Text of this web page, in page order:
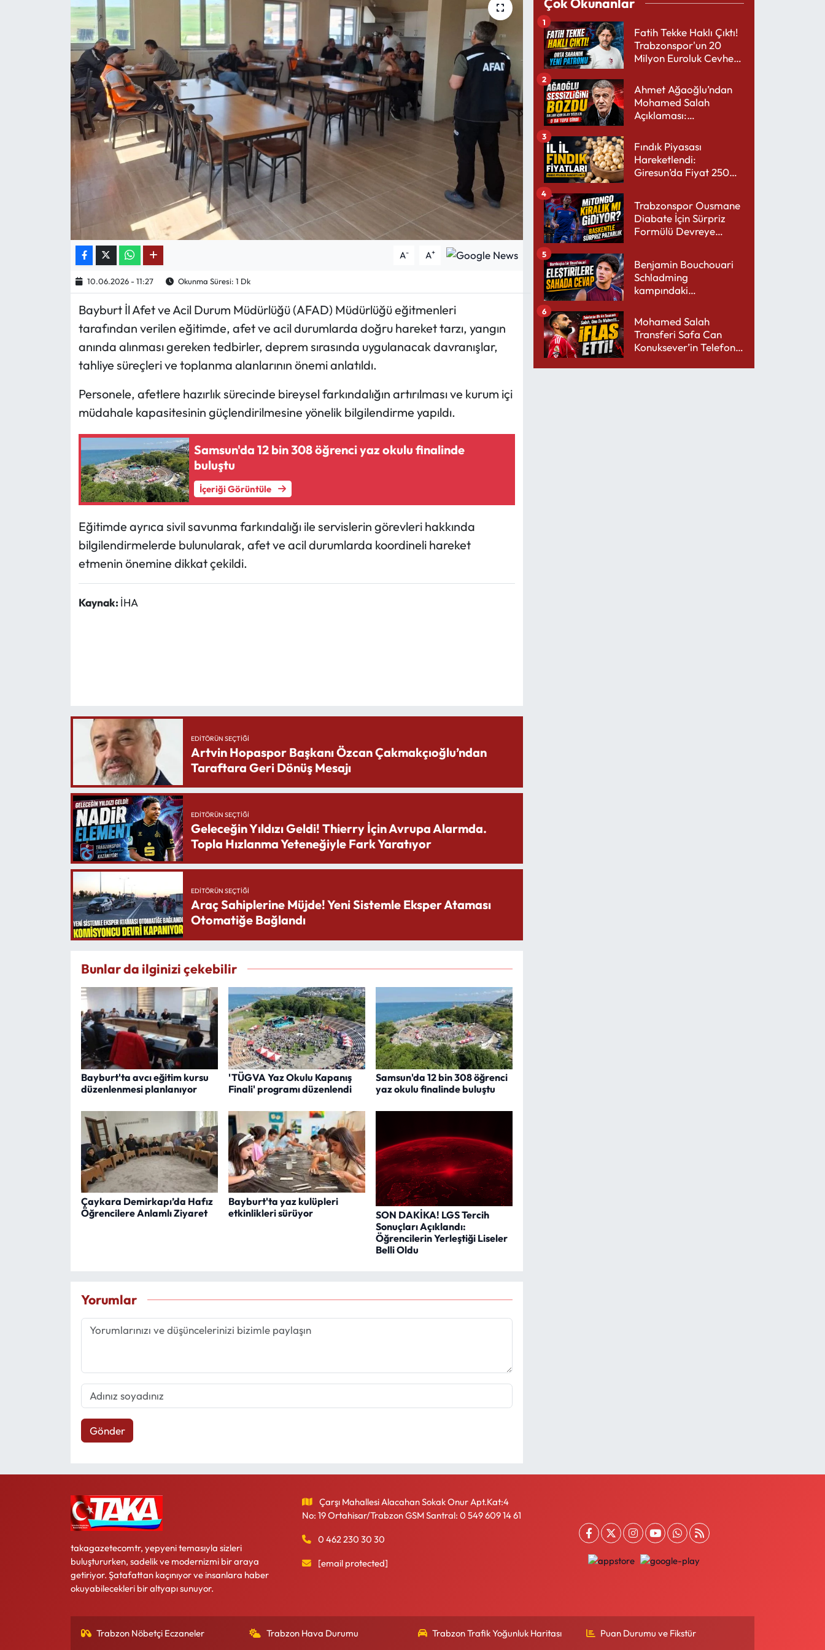
A- A+
10.06.2026 - 11:27 Okunma Süresi: 1 Dk
Bayburt İl Afet ve Acil Durum Müdürlüğü (AFAD) Müdürlüğü eğitmenleri
tarafından verilen eğitimde, afet ve acil durumlarda doğru hareket tarzı, yangın
anında alınması gereken tedbirler, deprem sırasında uygulanacak davranışlar,
tahliye süreçleri ve toplanma alanlarının önemi anlatıldı.
Personele, afetlere hazırlık sürecinde bireysel farkındalığın artırılması ve kurum içi
müdahale kapasitesinin güçlendirilmesine yönelik bilgilendirme yapıldı.
Samsun'da 12 bin 308 öğrenci yaz okulu finalinde
buluştu
İçeriği Görüntüle
Eğitimde ayrıca sivil savunma farkındalığı ile servislerin görevleri hakkında
bilgilendirmelerde bulunularak, afet ve acil durumlarda koordineli hareket
etmenin önemine dikkat çekildi.
Kaynak: İHA
EDITÖRÜN SEÇTIĞI
Artvin Hopaspor Başkanı Özcan Çakmakçıoğlu’ndan
Taraftara Geri Dönüş Mesajı
EDITÖRÜN SEÇTIĞI
Geleceğin Yıldızı Geldi! Thierry İçin Avrupa Alarmda.
Topla Hızlanma Yeteneğiyle Fark Yaratıyor
EDITÖRÜN SEÇTIĞI
Araç Sahiplerine Müjde! Yeni Sistemle Eksper Ataması
Otomatiğe Bağlandı
Bunlar da ilginizi çekebilir
Bayburt'ta avcı eğitim kursu
düzenlenmesi planlanıyor
'TÜGVA Yaz Okulu Kapanış
Finali' programı düzenlendi
Samsun'da 12 bin 308 öğrenci
yaz okulu finalinde buluştu
Çaykara Demirkapı’da Hafız
Öğrencilere Anlamlı Ziyaret
Bayburt'ta yaz kulüpleri
etkinlikleri sürüyor
SON DAKİKA! LGS Tercih
Sonuçları Açıklandı:
Öğrencilerin Yerleştiği Liseler
Belli Oldu
Yorumlar
Gönder
Çok Okunanlar
Fatih Tekke Haklı Çıktı!
Trabzonspor'un 20
Milyon Euroluk Cevheri
1
Ahmet Ağaoğlu’ndan
Mohamed Salah
Açıklaması:
Yakışır
2
Fındık Piyasası
Hareketlendi:
Giresun’da Fiyat 250
3
Trabzonspor Ousmane
Diabate İçin Sürpriz
Formülü Devreye
4
Benjamin Bouchouari
Schladming
kampındaki
5
Mohamed Salah
Transferi Safa Can
Konuksever’in Telefon
6
takagazetecomtr, yepyeni temasıyla sizleri
buluştururken, sadelik ve modernizmi bir araya
getiriyor. Şatafattan kaçınıyor ve insanlara haber
okuyabilecekleri bir altyapı sunuyor.
Çarşı Mahallesi Alacahan Sokak Onur Apt.Kat:4
No: 19 Ortahisar/Trabzon GSM Santral: 0 549 609 14 61
0 462 230 30 30
[email protected]
Trabzon Nöbetçi Eczaneler Trabzon Hava Durumu Trabzon Trafik Yoğunluk Haritası Puan Durumu ve Fikstür
Mektup Galeri
Röportaj
Köşe Yazıları
Karikatür Galeri
Spor Yazıları